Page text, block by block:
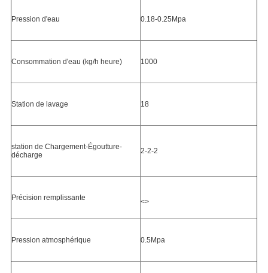
Pression d'eau 0.18-0.25Mpa
Consommation d'eau (kg/h heure) 1000
Station de lavage 18
station de Chargement-Égoutture-
décharge
2-2-2
Précision remplissante <>
Pression atmosphérique 0.5Mpa